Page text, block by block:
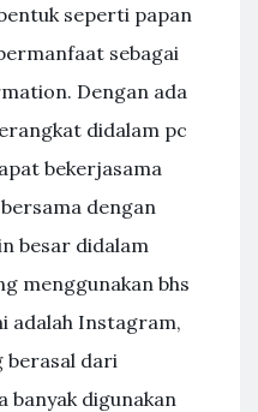
seperti papan
sebagai
Dengan ada
didalam pc
bekerjasama
dengan
besar didalam
menggunakan bhs
adalah Instagram,
berasal dari
banyak digunakan